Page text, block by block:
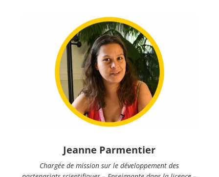
Jeanne Parmentier
Chargée de mission sur le développement des